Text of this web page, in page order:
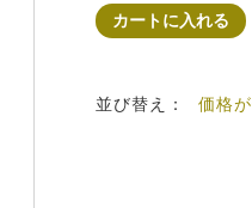
カートに入れる
並び替え 価格